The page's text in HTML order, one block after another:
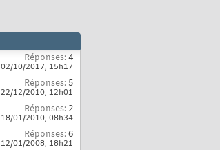
Réponses:4
02/10/2017, 15h17
Réponses: 5
22/12/2010, 12h01
Réponses: 2
18/01/2010, 08h34
Réponses:6
12/01/2008, 18h21